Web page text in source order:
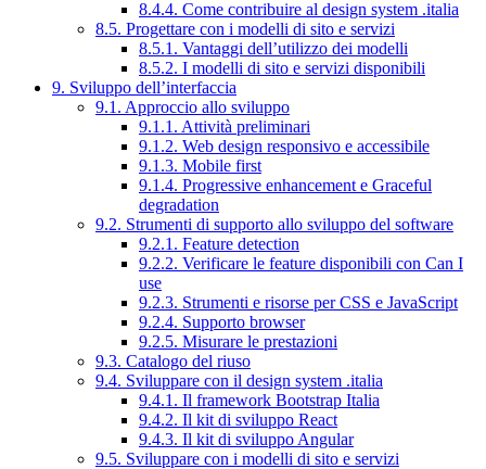
8.4.4. Come contribuire al design system .italia
8.5. Progettare con i modelli di sito e servizi
8.5.1. Vantaggi dell’utilizzo dei modelli
8.5.2. I modelli di sito e servizi disponibili
9. Sviluppo dell’interfaccia
9.1. Approccio allo sviluppo
9.1.1. Attività preliminari
9.1.2. Web design responsivo e accessibile
9.1.3. Mobile first
9.1.4. Progressive enhancement e Graceful
degradation
9.2. Strumenti di supporto allo sviluppo del software
9.2.1. Feature detection
9.2.2. Verificare le feature disponibili con Can I
use
9.2.3. Strumenti e risorse per CSS e JavaScript
9.2.4. Supporto browser
9.2.5. Misurare le prestazioni
9.3. Catalogo del riuso
9.4. Sviluppare con il design system .italia
9.4.1. Il framework Bootstrap Italia
9.4.2. Il kit di sviluppo React
9.4.3. Il kit di sviluppo Angular
9.5. Sviluppare con i modelli di sito e servizi